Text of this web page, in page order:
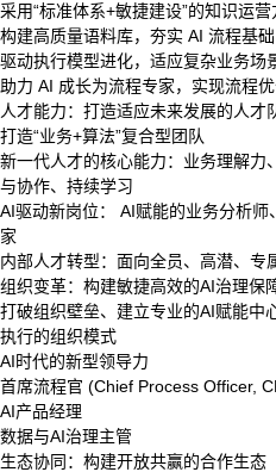
采用“标准体系+敏捷建设”的知识运营
构建高质量语料库，夯实 AI 流程基础
驱动执行模型进化，适应复杂业务场
助力 AI 成长为流程专家，实现流程
人才能力：打造适应未来发展的人才
打造“业务+算法”复合型团队
新一代人才的核心能力：业务理解力
与协作、持续学习
AI驱动新岗位： AI赋能的业务分析
家
内部人才转型：面向全员、高潜、专
组织变革：构建敏捷高效的AI治理保
打破组织壁垒、建立专业的AI赋能中
执行的组织模式
AI时代的新型领导力
首席流程官 (Chief Process Officer,
AI产品经理
数据与AI治理主管
生态协同：构建开放共赢的合作生态